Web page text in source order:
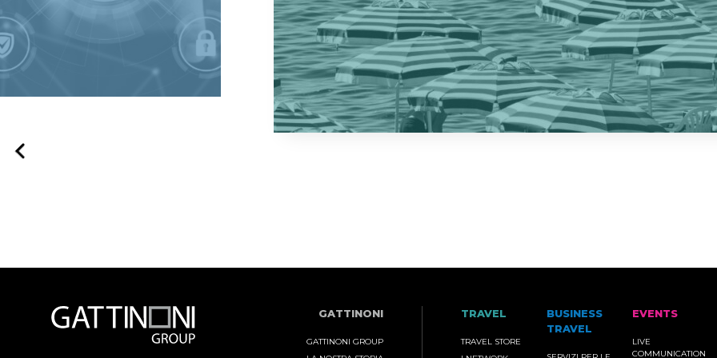
Previous
GATTINONI
GATTINONI GROUP
TRAVEL
TRAVEL STORE
BUSINESS
TRAVEL
EVENTS
LIVE
COMMUNICATION